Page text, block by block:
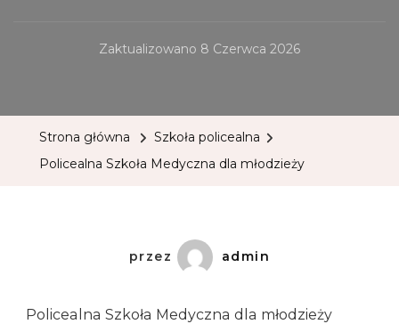
Zaktualizowano 8 Czerwca 2026
Strona główna
Szkoła policealna
Policealna Szkoła Medyczna dla młodzieży
przez admin
Policealna Szkoła Medyczna dla młodzieży